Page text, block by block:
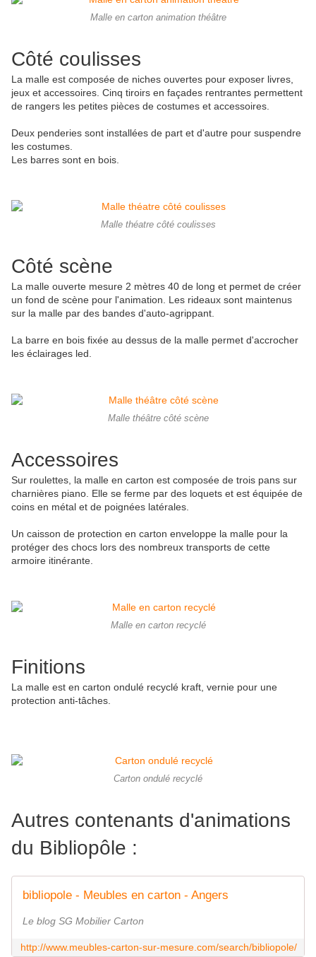
Malle en carton animation théâtre
Côté coulisses
La malle est composée de niches ouvertes pour exposer livres,
jeux et accessoires. Cinq tiroirs en façades rentrantes permettent
de rangers les petites pièces de costumes et accessoires.
Deux penderies sont installées de part et d'autre pour suspendre
les costumes.
Les barres sont en bois.
Malle théatre côté coulisses
Côté scène
La malle ouverte mesure 2 mètres 40 de long et permet de créer
un fond de scène pour l'animation. Les rideaux sont maintenus
sur la malle par des bandes d'auto-agrippant.
La barre en bois fixée au dessus de la malle permet d'accrocher
les éclairages led.
Malle théâtre côté scène
Accessoires
Sur roulettes, la malle en carton est composée de trois pans sur
charnières piano. Elle se ferme par des loquets et est équipée de
coins en métal et de poignées latérales.
Un caisson de protection en carton enveloppe la malle pour la
protéger des chocs lors des nombreux transports de cette
armoire itinérante.
Malle en carton recyclé
Finitions
La malle est en carton ondulé recyclé kraft, vernie pour une
protection anti-tâches.
Carton ondulé recyclé
Autres contenants d'animations
du Bibliopôle :
bibliopole - Meubles en carton - Angers
Le blog SG Mobilier Carton
http://www.meubles-carton-sur-mesure.com/search/bibliopole/